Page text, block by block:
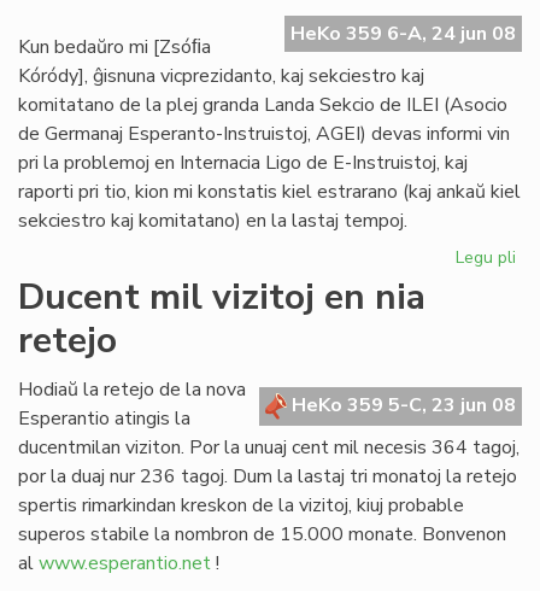
HeKo 359 6-A, 24 jun 08
Kun bedaŭro mi [Zsóﬁa
Kóródy], ĝisnuna vicprezidanto, kaj sekciestro kaj
komitatano de la plej granda Landa Sekcio de ILEI (Asocio
de Germanaj Esperanto-Instruistoj, AGEI) devas informi vin
pri la problemoj en Internacia Ligo de E-Instruistoj, kaj
raporti pri tio, kion mi konstatis kiel estrarano (kaj ankaŭ kiel
sekciestro kaj komitatano) en la lastaj tempoj.
Legu pli
Ducent mil vizitoj en nia
retejo
HeKo 359 5-C, 23 jun 08
Hodiaŭ la retejo de la nova
Esperantio atingis la
ducentmilan viziton. Por la unuaj cent mil necesis 364 tagoj,
por la duaj nur 236 tagoj. Dum la lastaj tri monatoj la retejo
spertis rimarkindan kreskon de la vizitoj, kiuj probable
superos stabile la nombron de 15.000 monate. Bonvenon
alwww.esperantio.net!